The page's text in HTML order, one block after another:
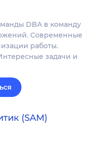
DBA в команду
Современные
работы.
задачи и
(SAM)